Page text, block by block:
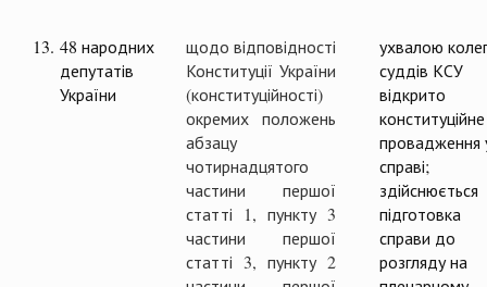
13. 48 народних
депутатів
України
щодо відповідності
Конституції України
(конституційності)
окремих положень
абзацу
чотирнадцятого
частини першої
статті 1, пункту 3
частини першої
статті 3, пункту 2
ухвалою
суддів КСУ
відкрито
конституційне
провадження
справі;
здійснюється
підготовка
справи до
розгляду на